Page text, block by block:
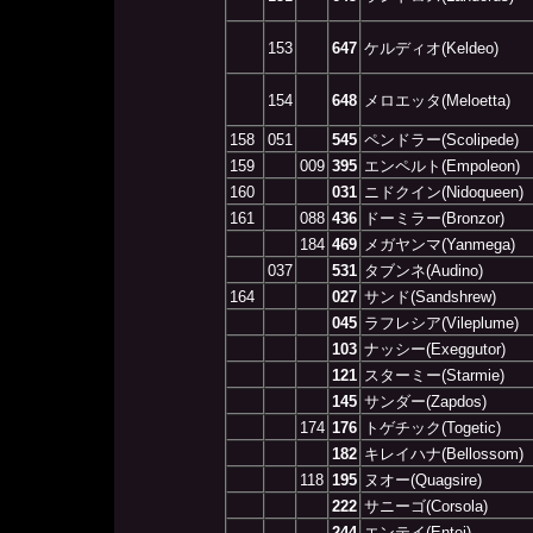
153 647 ケルディオ(Keldeo)
154 648 メロエッタ(Meloetta)
158 051 545 ペンドラー(Scolipede)
159
009 395 エンペルト(Empoleon)
160
031 ニドクイン(Nidoqueen)
161
088 436
ドーミラー(Bronzor)
184 469
メガヤンマ(Yanmega)
037
531 タブンネ(Audino)
164
027 サンド(Sandshrew)
045 ラフレシア(Vileplume)
103 ナッシー(Exeggutor)
121 スターミー(Starmie)
145 サンダー(Zapdos)
174 176
トゲチック(Togetic)
182 キレイハナ(Bellossom)
118 195 ヌオー(Quagsire)
222 サニーゴ(Corsola)